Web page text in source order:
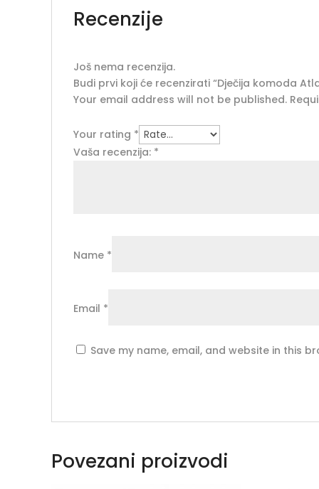
Recenzije
Još nema recenzija.
Budi prvi koji će recenzirati “Dječija komoda
Your email address will not be published.
Your rating *
Vaša recenzija: *
Name *
Email *
Save my name, email, and website in this
Povezani proizvodi